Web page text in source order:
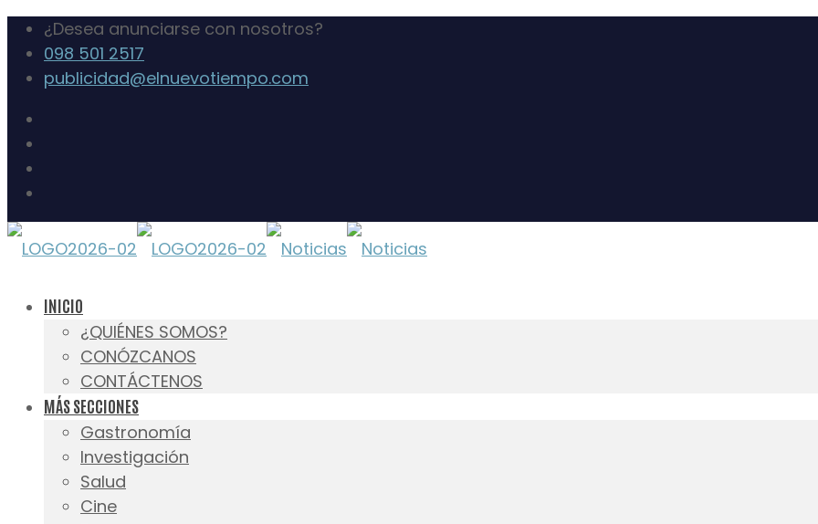
¿Desea anunciarse con nosotros?
098 501 2517
publicidad@elnuevotiempo.com
INICIO
¿QUIÉNES SOMOS?
CONÓZCANOS
CONTÁCTENOS
MÁS SECCIONES
Gastronomía
Investigación
Salud
Cine